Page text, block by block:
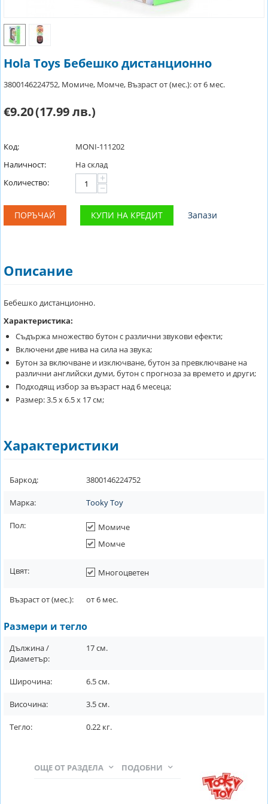
Hola Toys Бебешко дистанционно
3800146224752, Момиче, Момче, Възраст от (мес.): от 6 мес.
€9.20(17.99 лв.)
Код:
MONI-111202
Наличност:
На склад
Количество:
+
−
ПОРЪЧАЙ КУПИ НА КРЕДИТ Запази
Описание
Бебешко дистанционно.
Характеристика:
Съдържа множество бутон с различни звукови ефекти;
Включени две нива на сила на звука;
Бутон за включване и изключване, бутон за превключване на
различни английски думи, бутон с прогноза за времето и други;
Подходящ избор за възраст над 6 месеца;
Размер: 3.5 х 6.5 х 17 см;
Характеристики
Баркод: 3800146224752
Марка: Tooky Toy
Пол:
Момиче
Момче
Цвят: Многоцветен
Възраст от (мес.): от6 мес.
Размери и тегло
Дължина /
Диаметър:
17см.
Широчина: 6.5см.
Височина: 3.5см.
Тегло: 0.22 кг.
ПОДОБНИ
ОЩЕ ОТ РАЗДЕЛА